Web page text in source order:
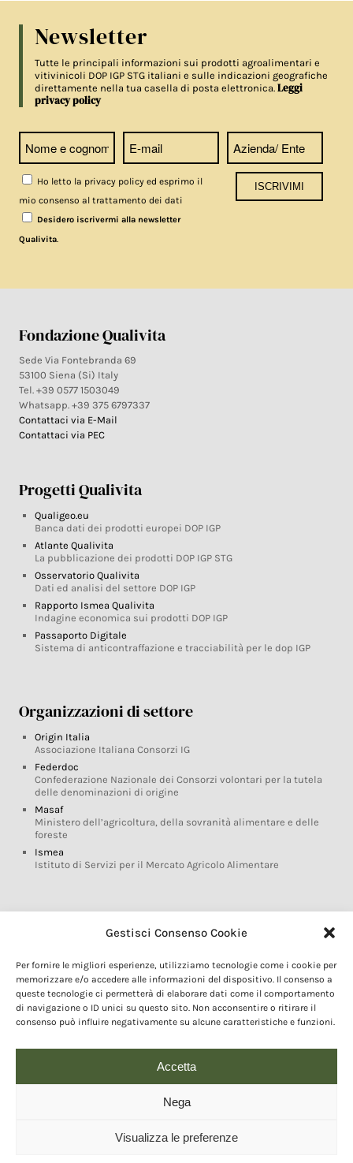
Gestisci Consenso Cookie
Per fornire le migliori esperienze, utilizziamo tecnologie come i cookie per
memorizzare e/o accedere alle informazioni del dispositivo. Il consenso a
queste tecnologie ci permetterà di elaborare dati come il comportamento
di navigazione o ID unici su questo sito. Non acconsentire o ritirare il
consenso può influire negativamente su alcune caratteristiche e funzioni.
Accetta
Nega
Visualizza le preferenze
Newsletter
Tutte le principali informazioni sui prodotti agroalimentari e
vitivinicoli DOP IGP STG italiani e sulle indicazioni geografiche
direttamente nella tua casella di posta elettronica.Leggi
privacy policy
Ho letto la privacy policy ed esprimo il
mio consenso al trattamento dei dati
Desidero iscrivermi alla newsletter
Qualivita.
Fondazione Qualivita
Sede Via Fontebranda 69
53100 Siena (Si) Italy
Tel. +39 0577 1503049
Whatsapp. +39 375 6797337
Contattaci via E-Mail
Contattaci via PEC
Progetti Qualivita
Qualigeo.eu
Banca dati dei prodotti europei DOP IGP
Atlante Qualivita
La pubblicazione dei prodotti DOP IGP STG
Osservatorio Qualivita
Dati ed analisi del settore DOP IGP
Rapporto Ismea Qualivita
Indagine economica sui prodotti DOP IGP
Passaporto Digitale
Sistema di anticontraffazione e tracciabilità per le dop IGP
Organizzazioni di settore
Origin Italia
Associazione Italiana Consorzi IG
Federdoc
Confederazione Nazionale dei Consorzi volontari per la tutela
delle denominazioni di origine
Masaf
Ministero dell’agricoltura, della sovranità alimentare e delle
foreste
Ismea
Istituto di Servizi per il Mercato Agricolo Alimentare
Glossario DOP IGP
Marchi DOP IGP
Normativa prodotti DOP IGP
Consorzi di Tutela
Farm To Fork e prodotti DOP IGP